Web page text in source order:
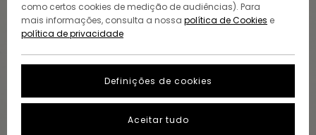
como certos cookies de medição de audiências). Para
mais informações, consulta a nossa política de Cookies e
política de privacidade
Definições de cookies
Aceitar tudo